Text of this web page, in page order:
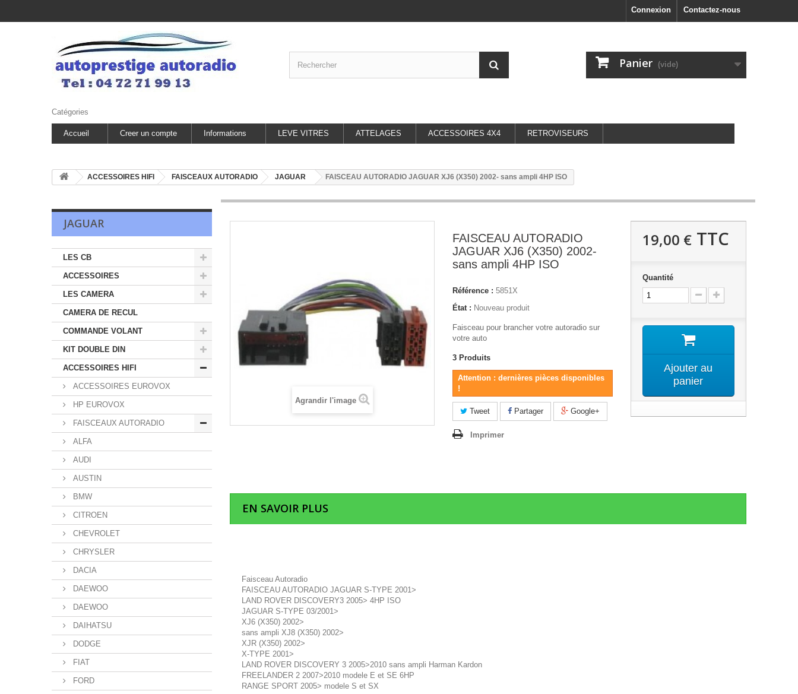
Contactez-nous
Connexion
Panier (vide)
Catégories
Accueil Creer un compte Informations LEVE VITRES ATTELAGES ACCESSOIRES 4X4 RETROVISEURS
ACCESSOIRES HIFI FAISCEAUX AUTORADIO JAGUAR FAISCEAU AUTORADIO JAGUAR XJ6 (X350) 2002- sans ampli 4HP ISO
JAGUAR
LES CB
ACCESSOIRES
LES CAMERA
CAMERA DE RECUL
COMMANDE VOLANT
KIT DOUBLE DIN
ACCESSOIRES HIFI
ACCESSOIRES EUROVOX
HP EUROVOX
FAISCEAUX AUTORADIO
ALFA
AUDI
AUSTIN
BMW
CITROEN
CHEVROLET
CHRYSLER
DACIA
DAEWOO
DAEWOO
DAIHATSU
DODGE
FIAT
FORD
Agrandir l'image
FAISCEAU AUTORADIO
JAGUAR XJ6 (X350) 2002-
sans ampli 4HP ISO
Référence : 5851X
État : Nouveau produit
Faisceau pour brancher votre autoradio sur
votre auto
3 Produits
Attention : dernières pièces disponibles
!
Tweet Partager Google+
Imprimer
19,00 €TTC
Quantité
Ajouter au
panier
EN SAVOIR PLUS
Faisceau Autoradio
FAISCEAU AUTORADIO JAGUAR S-TYPE 2001>
LAND ROVER DISCOVERY3 2005> 4HP ISO
JAGUAR S-TYPE 03/2001>
XJ6 (X350) 2002>
sans ampli XJ8 (X350) 2002>
XJR (X350) 2002>
X-TYPE 2001>
LAND ROVER DISCOVERY 3 2005>2010 sans ampli Harman Kardon
FREELANDER 2 2007>2010 modele E et SE 6HP
RANGE SPORT 2005> modele S et SX